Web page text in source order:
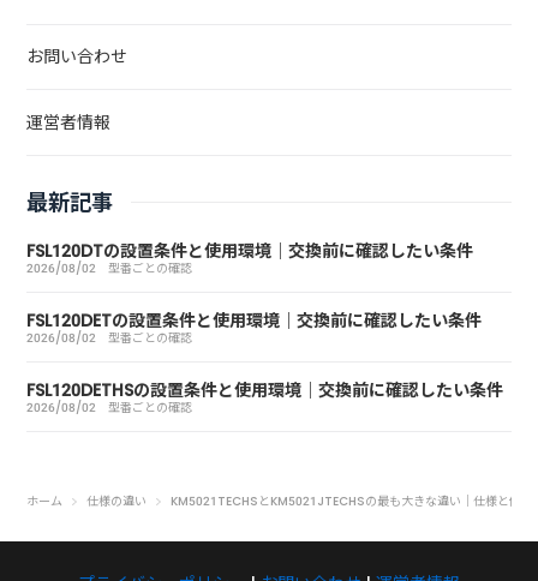
お問い合わせ
運営者情報
最新記事
FSL120DTの設置条件と使用環境｜交換前に確認したい条件
2026/08/02 型番ごとの確認
FSL120DETの設置条件と使用環境｜交換前に確認したい条件
2026/08/02 型番ごとの確認
FSL120DETHSの設置条件と使用環境｜交換前に確認したい条件
2026/08/02 型番ごとの確認
ホーム 仕様の違い KM5021TECHSとKM5021JTECHSの最も大きな違い｜仕様と価格